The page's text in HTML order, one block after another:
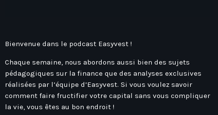
Bienvenue dans le podcast Easyvest !
Chaque semaine, nous abordons aussi bien des sujets
pédagogiques sur la finance que des analyses exclusives
réalisées par l’équipe d’Easyvest. Si vous voulez savoir
comment faire fructifier votre capital sans vous compliquer
la vie, vous êtes au bon endroit !